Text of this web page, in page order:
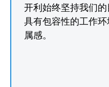
开利始终坚持我们
具有包容性的工作
属感。